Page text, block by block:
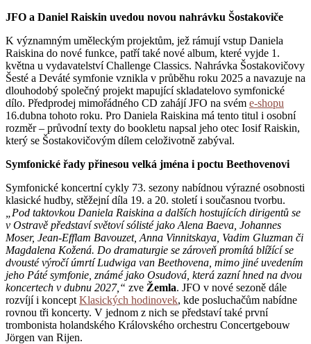
JFO a Daniel Raiskin uvedou novou nahrávku Šostakoviče
K významným uměleckým projektům, jež rámují vstup Daniela
Raiskina do nové funkce, patří také nové album, které vyjde 1.
května u vydavatelství Challenge Classics. Nahrávka Šostakovičovy
Šesté a Deváté symfonie vznikla v průběhu roku 2025 a navazuje na
dlouhodobý společný projekt mapující skladatelovo symfonické
dílo. Předprodej mimořádného CD zahájí JFO na svém e-shopu
16.dubna tohoto roku. Pro Daniela Raiskina má tento titul i osobní
rozměr – průvodní texty do bookletu napsal jeho otec Iosif Raiskin,
který se Šostakovičovým dílem celoživotně zabýval.
Symfonické řady přinesou velká jména i poctu Beethovenovi
Symfonické koncertní cykly 73. sezony nabídnou výrazné osobnosti
klasické hudby, stěžejní díla 19. a 20. století i současnou tvorbu.
„Pod taktovkou Daniela Raiskina a dalších hostujících dirigentů se
v Ostravě představí světoví sólisté jako Alena Baeva, Johannes
Moser, Jean-Efflam Bavouzet, Anna Vinnitskaya, Vadim Gluzman či
Magdalena Kožená. Do dramaturgie se zároveň promítá blížící se
dvousté výročí úmrtí Ludwiga van Beethovena, mimo jiné uvedením
jeho Páté symfonie, známé jako Osudová, která zazní hned na dvou
koncertech v dubnu 2027,“ zve Žemla. JFO v nové sezoně dále
rozvíjí i koncept Klasických hodinovek, kde posluchačům nabídne
rovnou tři koncerty. V jednom z nich se představí také první
trombonista holandského Královského orchestru Concertgebouw
Jörgen van Rijen.